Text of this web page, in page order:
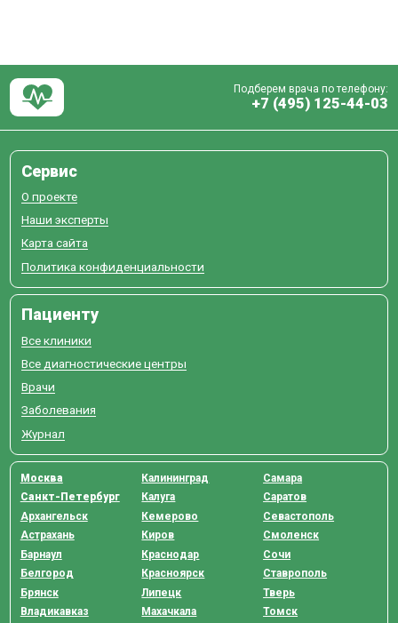
Подберем врача по телефону:
+7 (495) 125-44-03
Сервис
О проекте
Наши эксперты
Карта сайта
Политика конфиденциальности
Пациенту
Все клиники
Все диагностические центры
Врачи
Заболевания
Журнал
Москва
Санкт-Петербург
Архангельск
Астрахань
Барнаул
Белгород
Брянск
Владикавказ
Калининград
Калуга
Кемерово
Киров
Краснодар
Красноярск
Липецк
Махачкала
Самара
Саратов
Севастополь
Смоленск
Сочи
Ставрополь
Тверь
Томск